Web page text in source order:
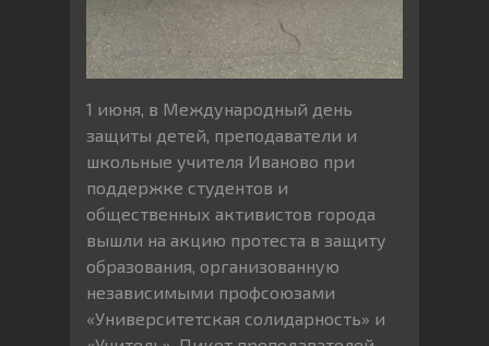
1 июня, в Международный день
защиты детей, преподаватели и
школьные учителя Иваново при
поддержке студентов и
общественных активистов города
вышли на акцию протеста в защиту
образования, организованную
независимыми профсоюзами
«Университетская солидарность» и